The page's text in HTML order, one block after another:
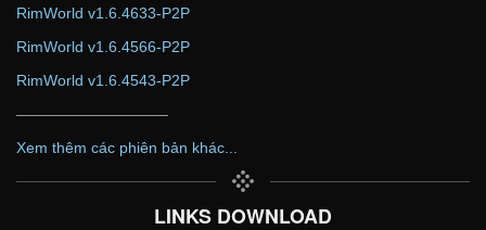
RimWorld v1.6.4633-P2P
RimWorld v1.6.4566-P2P
RimWorld v1.6.4543-P2P
——————————
Xem thêm các phiên bản khác...
LINKS DOWNLOAD